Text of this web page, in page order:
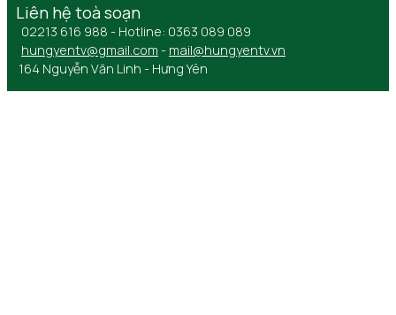
Liên hệ toà soạn
02213 616 988 - Hotline: 0363 089 089
hungyentv@gmail.com - mail@hungyentv.vn
164 Nguyễn Văn Linh - Hưng Yên